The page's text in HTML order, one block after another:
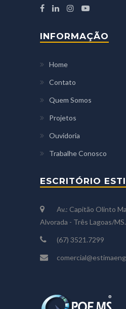
INFORMAÇÃO
Home
Contato
Quem Somos
Projetos
Ouvidoria
Trabalhe Conosco
ESCRITÓRIO
Av.: Capitão Olinto
Alvorada - Três Lagoas/MS.
(67) 3521.7299